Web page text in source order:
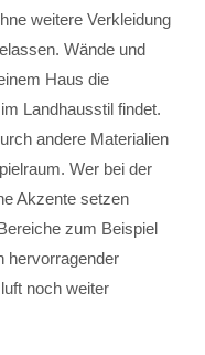
weitere Verkleidung
Wände und
Haus die
Landhausstil findet.
andere Materialien
Wer bei der
Akzente setzen
zum Beispiel
hervorragender
noch weiter